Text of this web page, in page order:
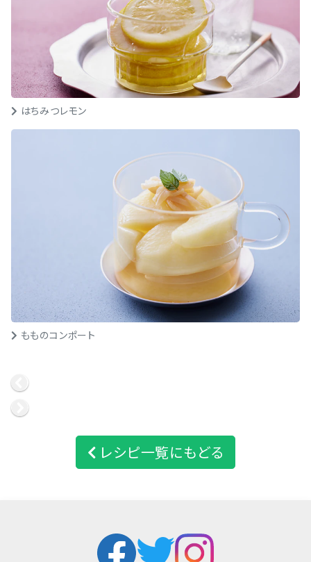
はちみつレモン
もものコンポート
レシピ一覧にもどる